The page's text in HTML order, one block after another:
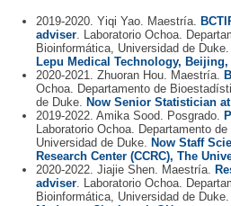
2019-2020. Yiqi Yao. Maestría.
adviser . Laboratorio Ochoa.
Bioinformática, Universidad de Duke.
Lepu Medical Technology, Beijing,
2020-2021. Zhuoran Hou. Maestría.
Ochoa. Departamento de
de Duke.
Now Senior Statistician
2019-2022. Amika Sood. Posgrado.
Laboratorio Ochoa. Departamento
Universidad de Duke.
Now Staff
Research Center (CCRC), The
2020-2022. Jiajie Shen. Maestría.
adviser . Laboratorio Ochoa.
Bioinformática, Universidad de Duke.